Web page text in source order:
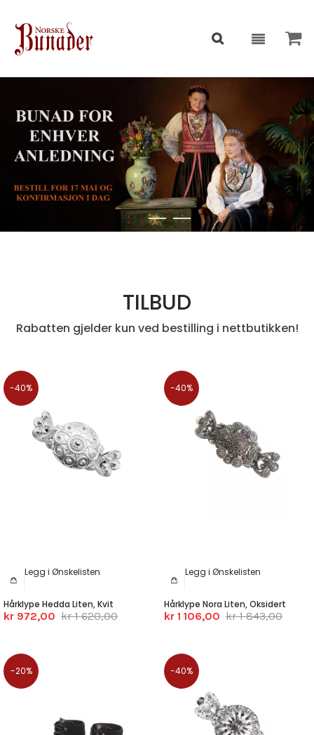
TILBUD
Rabatten gjelder kun ved bestilling i nettbutikken!
-40%
Legg i Ønskelisten
Hårklype Hedda Liten, Kvit
kr 972,00 kr 1 620,00
-40%
Legg i Ønskelisten
Hårklype Nora Liten, Oksidert
kr 1 106,00 kr 1 843,00
-20% -40%